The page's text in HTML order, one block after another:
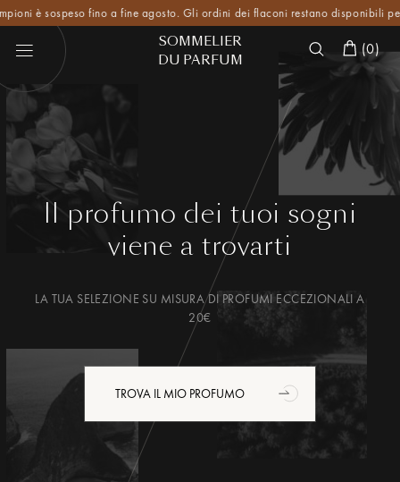
è sospeso fino a fine agosto. Gli ordini dei flaconi restano disponibili per
SOMMELIER
DU PARFUM
(0)
Il profumo dei tuoi sogni
viene a trovarti
LA TUA SELEZIONE SU MISURA DI PROFUMI ECCEZIONALI A
20€
TROVA IL MIO PROFUMO